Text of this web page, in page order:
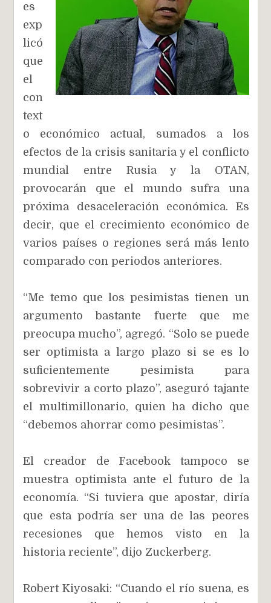
es
exp
licó
que
el
con
text
o económico actual, sumados a los
efectos de la crisis sanitaria y el conflicto
mundial entre Rusia y la OTAN,
provocarán que el mundo sufra una
próxima desaceleración económica. Es
decir, que el crecimiento económico de
varios países o regiones será más lento
comparado con periodos anteriores.
“Me temo que los pesimistas tienen un
argumento bastante fuerte que me
preocupa mucho”, agregó. “Solo se puede
ser optimista a largo plazo si se es lo
suficientemente pesimista para
sobrevivir a corto plazo”, aseguró tajante
el multimillonario, quien ha dicho que
“debemos ahorrar como pesimistas”.
El creador de Facebook tampoco se
muestra optimista ante el futuro de la
economía. “Si tuviera que apostar, diría
que esta podría ser una de las peores
recesiones que hemos visto en la
historia reciente”, dijo Zuckerberg.
Robert Kiyosaki: “Cuando el río suena, es